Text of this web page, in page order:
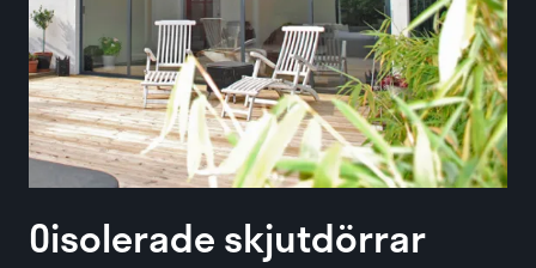
Oisolerade skjutdörrar